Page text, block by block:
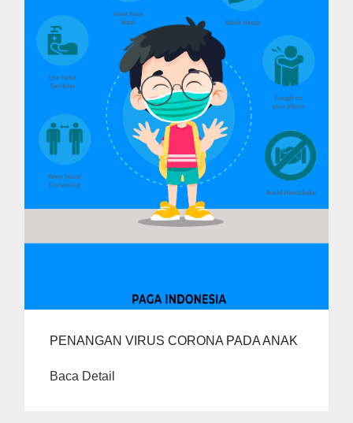
PENANGAN VIRUS CORONA PADA ANAK
Baca Detail